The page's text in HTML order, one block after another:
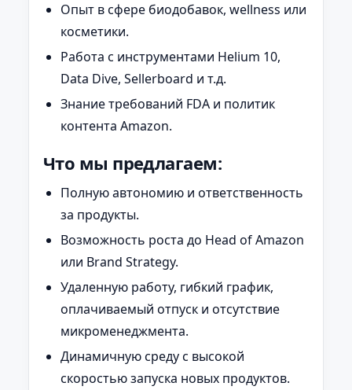
Опыт в сфере биодобавок, wellness или
косметики.
Работа с инструментами Helium 10,
Data Dive, Sellerboard и т.д.
Знание требований FDA и политик
контента Amazon.
Что мы предлагаем:
Полную автономию и ответственность
за продукты.
Возможность роста до Head of Amazon
или Brand Strategy.
Удаленную работу, гибкий график,
оплачиваемый отпуск и отсутствие
микроменеджмента.
Динамичную среду с высокой
скоростью запуска новых продуктов.